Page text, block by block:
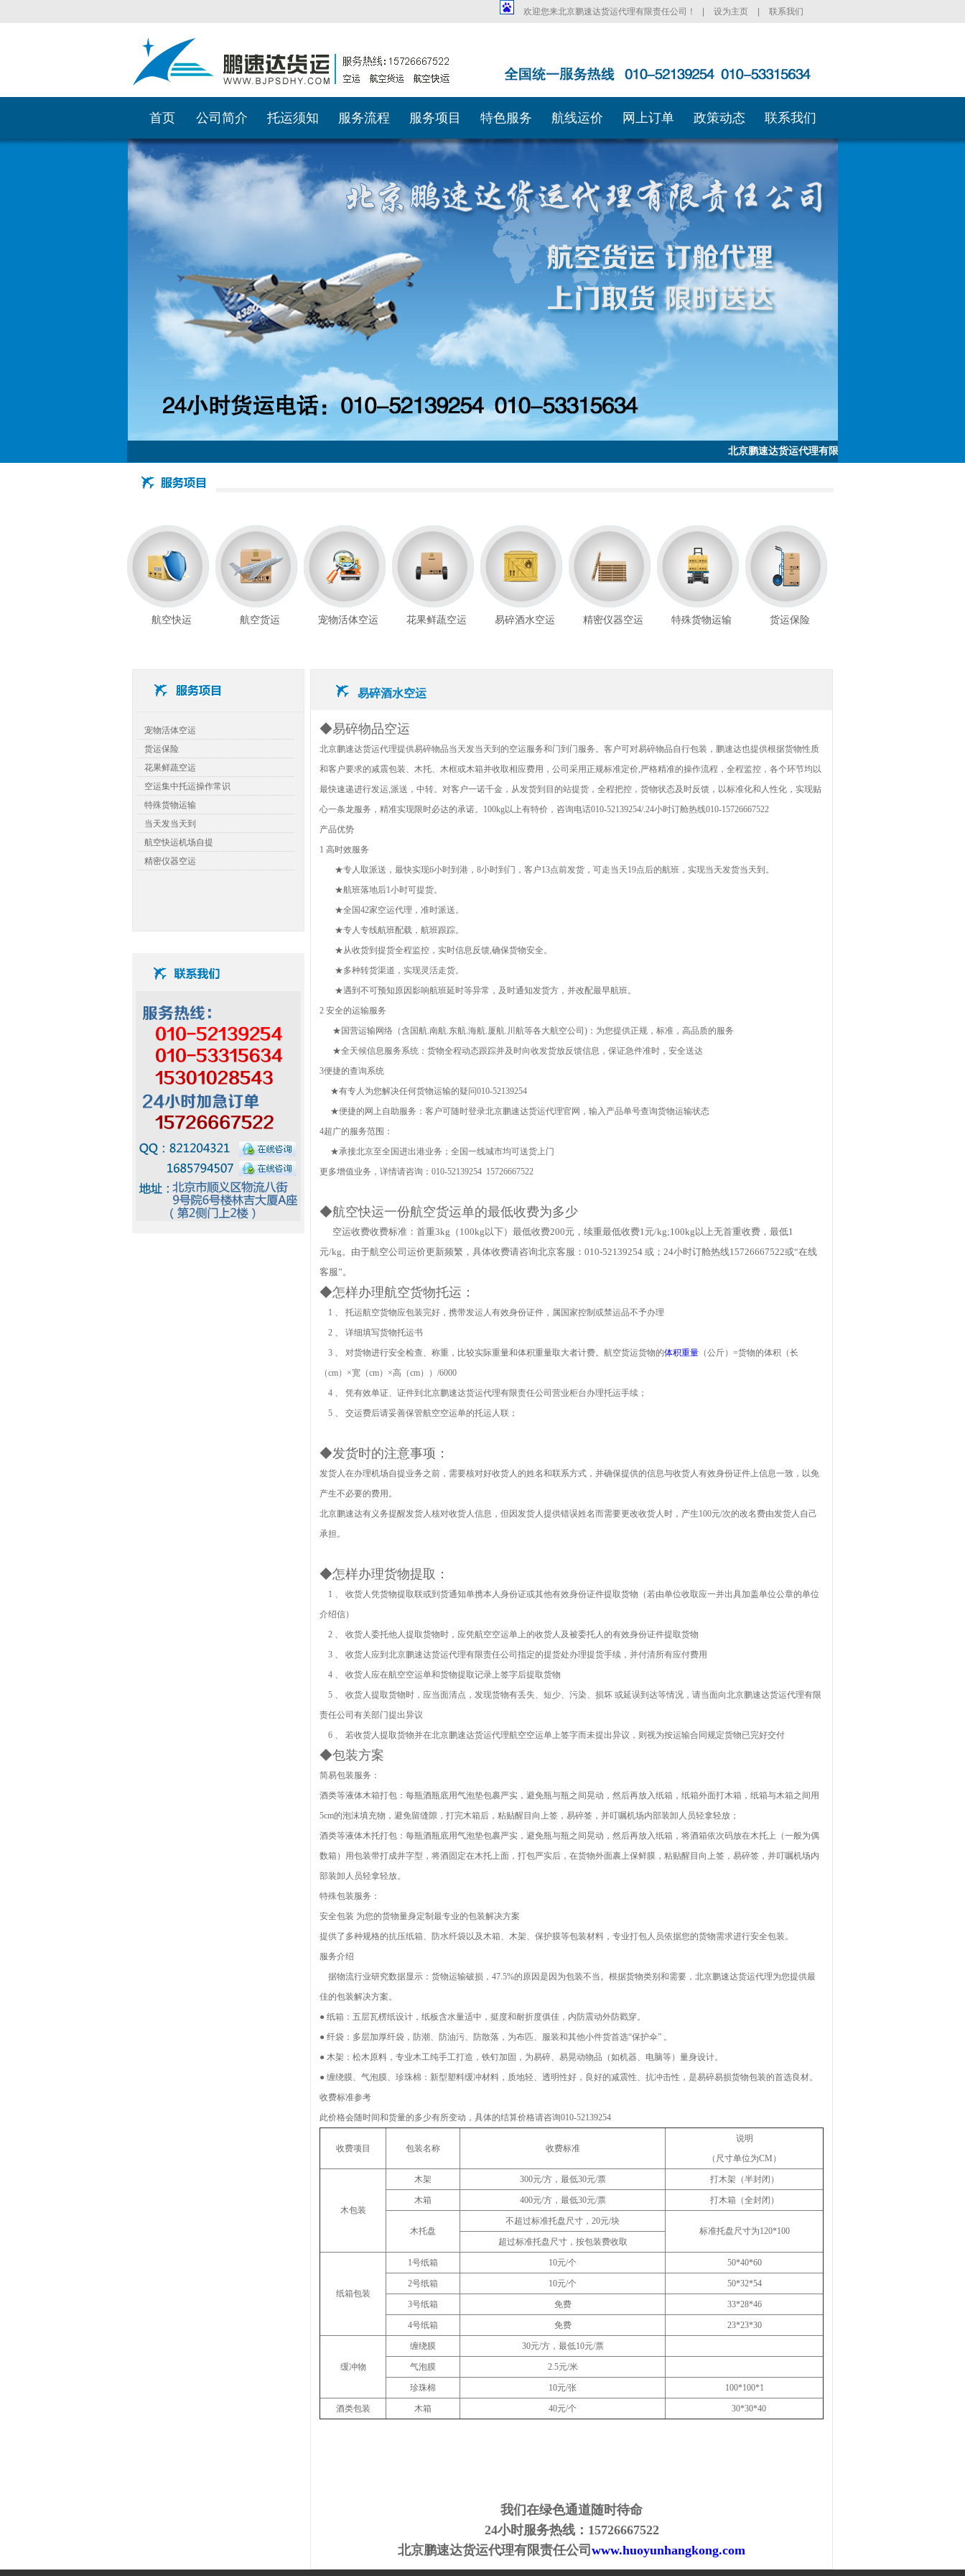
欢迎您来北京鹏速达货运代理有限责任公司！ 设为主页 联系我们
首页 公司简介 托运须知 服务流程 服务项目 特色服务 航线运价 网上订单 政策动态 联系我们
北京鹏速达货运代理有限责任公司专业为客户提供酒水
航空快运 航空货运 宠物活体空运 花果鲜蔬空运 易碎酒水空运 精密仪器空运 特殊货物运输 货运保险
宠物活体空运
货运保险
花果鲜蔬空运
空运集中托运操作常识
特殊货物运输
当天发当天到
航空快运机场自提
精密仪器空运
易碎酒水空运
◆易碎物品空运
北京鹏速达货运代理提供易碎物品当天发当天到的空运服务和门到门服务。客户可对易碎物品自行包装，鹏速达也提供根据货物性质
和客户要求的减震包装、木托、木框或木箱并收取相应费用，公司采用正规标准定价,严格精准的操作流程，全程监控，各个环节均以
最快速递进行发运,派送，中转。对客户一诺千金，从发货到目的站提货，全程把控，货物状态及时反馈，以标准化和人性化，实现贴
心一条龙服务，精准实现限时必达的承诺。100kg以上有特价，咨询电话010-52139254/.24小时订舱热线010-15726667522
产品优势
1 高时效服务
★专人取派送，最快实现6小时到港，8小时到门，客户13点前发货，可走当天19点后的航班，实现当天发货当天到。
★航班落地后1小时可提货。
★全国42家空运代理，准时派送。
★专人专线航班配载，航班跟踪。
★从收货到提货全程监控，实时信息反馈,确保货物安全。
★多种转货渠道，实现灵活走货。
★遇到不可预知原因影响航班延时等异常，及时通知发货方，并改配最早航班。
2 安全的运输服务
★国营运输网络（含国航.南航.东航.海航.厦航.川航等各大航空公司)：为您提供正规，标准，高品质的服务
★全天候信息服务系统：货物全程动态跟踪并及时向收发货放反馈信息，保证急件准时，安全送达
3便捷的查询系统
★有专人为您解决任何货物运输的疑问010-52139254
★便捷的网上自助服务：客户可随时登录北京鹏速达货运代理官网，输入产品单号查询货物运输状态
4超广的服务范围：
★承接北京至全国进出港业务；全国一线城市均可送货上门
更多增值业务，详情请咨询：010-52139254 15726667522
◆航空快运一份航空货运单的最低收费为多少
空运收费收费标准：首重3kg （ 100kg 以下）最低收费200元，续重最低收费1元/kg;100kg 以上无首重收费，最低1
元/kg。由于航空公司运价更新频繁，具体收费请咨询北京客服： 010-52139254 或 ； 24小时订舱热线15726667522或“在线
客服”。
◆怎样办理航空货物托运：
1 、 托运航空货物应包装完好，携带发运人有效身份证件，属国家控制或禁运品不予办理
2 、 详细填写货物托运书
3 、 对货物进行安全检查、称重，比较实际重量和体积重量取大者计费。航空货运货物的体积重量 （公斤）=货物的体积（长
（cm）×宽（cm）×高（cm））/6000
4 、 凭有效单证、证件到北京鹏速达货运代理有限责任公司营业柜台办理托运手续；
5 、 交运费后请妥善保管航空空运单的托运人联；
◆发货时的注意事项：
发货人在办理机场自提业务之前，需要核对好收货人的姓名和联系方式，并确保提供的信息与收货人有效身份证件上信息一致，以免
产生不必要的费用。
北京鹏速达有义务提醒发货人核对收货人信息，但因发货人提供错误姓名而需要更改收货人时，产生100元/次的改名费由发货人自己
承担。
◆怎样办理货物提取：
1 、 收货人凭货物提取联或到货通知单携本人身份证或其他有效身份证件提取货物（若由单位收取应一并出具加盖单位公章的单位
介绍信）
2 、 收货人委托他人提取货物时，应凭航空空运单上的收货人及被委托人的有效身份证件提取货物
3 、 收货人应到北京鹏速达货运代理有限责任公司指定的提货处办理提货手续，并付清所有应付费用
4 、 收货人应在航空空运单和货物提取记录上签字后提取货物
5 、 收货人提取货物时，应当面清点，发现货物有丢失、短少、污染、损坏 或延误到达等情况，请当面向北京鹏速达货运代理有限
责任公司有关部门提出异议
6 、 若收货人提取货物并在北京鹏速达货运代理航空空运单上签字而未提出异议，则视为按运输合同规定货物已完好交付
◆包装方案
简易包装服务：
酒类等液体木箱打包：每瓶酒瓶底用气泡垫包裹严实，避免瓶与瓶之间晃动，然后再放入纸箱，纸箱外面打木箱，纸箱与木箱之间用
5cm的泡沫填充物，避免留缝隙，打完木箱后，粘贴醒目向上签，易碎签，并叮嘱机场内部装卸人员轻拿轻放；
酒类等液体木托打包：每瓶酒瓶底用气泡垫包裹严实，避免瓶与瓶之间晃动，然后再放入纸箱，将酒箱依次码放在木托上（一般为偶
数箱）用包装带打成井字型，将酒固定在木托上面，打包严实后，在货物外面裹上保鲜膜，粘贴醒目向上签，易碎签，并叮嘱机场内
部装卸人员轻拿轻放。
特殊包装服务：
安全包装 为您的货物量身定制最专业的包装解决方案
提供了多种规格的抗压纸箱、防水纤袋以及木箱、木架、保护膜等包装材料，专业打包人员依据您的货物需求进行安全包装。
服务介绍
据物流行业研究数据显示：货物运输破损，47.5%的原因是因为包装不当。根据货物类别和需要，北京鹏速达货运代理为您提供最
佳的包装解决方案。
● 纸箱：五层瓦楞纸设计，纸板含水量适中，挺度和耐折度俱佳，内防震动外防戳穿。
● 纤袋：多层加厚纤袋，防潮、防油污、防散落，为布匹、服装和其他小件货首选“保护伞” 。
● 木架：松木原料，专业木工纯手工打造，铁钉加固，为易碎、易晃动物品（如机器、电脑等）量身设计。
● 缠绕膜、气泡膜、珍珠棉：新型塑料缓冲材料，质地轻、透明性好，良好的减震性、抗冲击性，是易碎易损货物包装的首选良材。
收费标准参考
此价格会随时间和货量的多少有所变动，具体的结算价格请咨询010-52139254
收费项目 包装名称 收费标准
说明
（尺寸单位为CM）
木包装
木架 300元/方，最低30元/票 打木架（半封闭）
木箱 400元/方，最低30元/票 打木箱（全封闭）
木托盘
不超过标准托盘尺寸，20元/块
标准托盘尺寸为120*100
超过标准托盘尺寸，按包装费收取
纸箱包装
1号纸箱 10元/个 50*40*60
2号纸箱 10元/个 50*32*54
3号纸箱 免费 33*28*46
4号纸箱 免费 23*23*30
缓冲物
缠绕膜 30元/方，最低10元/票
气泡膜 2.5元/米
珍珠棉 10元/张 100*100*1
酒类包装 木箱 40元/个 30*30*40
我们在绿色通道随时待命
24小时服务热线： 15726667522
北京鹏速达货运代理有限责任公司 www.huoyunhangkong.com